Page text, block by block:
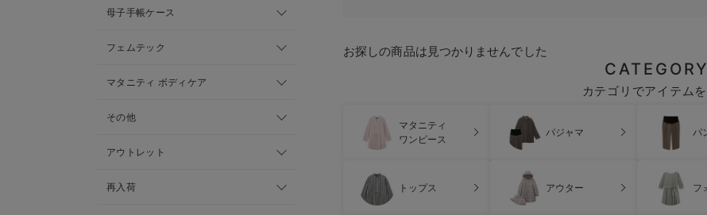
母子手帳ケース
フェムテック
マタニティ ボディケア
その他
アウトレット
再入荷
お探しの商品は見つかりませんでした
CATEGORY
カテゴリでアイテム
マタニティ
ワンピース
パジャマ パ
トップス アウター フ